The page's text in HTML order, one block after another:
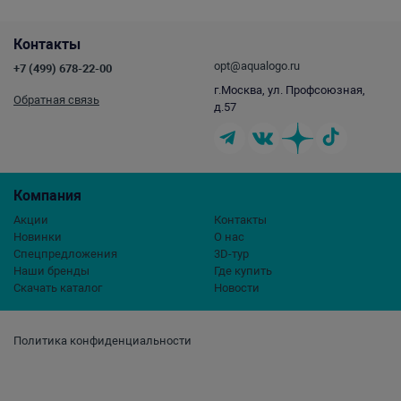
Политика конфиденциальности
Компания
Акции
Новинки
Спецпредложения
Наши бренды
Скачать каталог
Контакты
О нас
3D-тур
Где купить
Новости
Контакты
+7 (499) 678-22-00
Обратная связь
opt@aqualogo.ru
г.Москва, ул. Профсоюзная,
д.57